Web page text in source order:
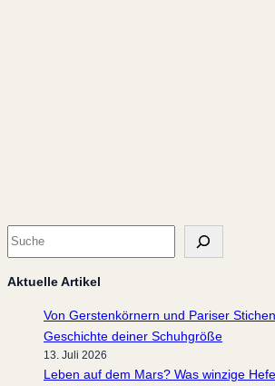
S
u
c
Aktuelle Artikel
Von Gerstenkörnern und Pariser
Geschichte deiner Schuhgröße
13. Juli 2026
Leben auf dem Mars? Was winzige